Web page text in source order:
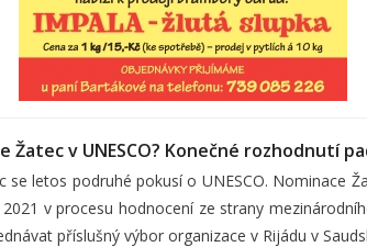
Žatec v UNESCO? Konečné rozhodnutí
se letos podruhé pokusí o UNESCO. Nominace
v procesu hodnocení ze strany
příslušný výbor organizace v Rijádu v